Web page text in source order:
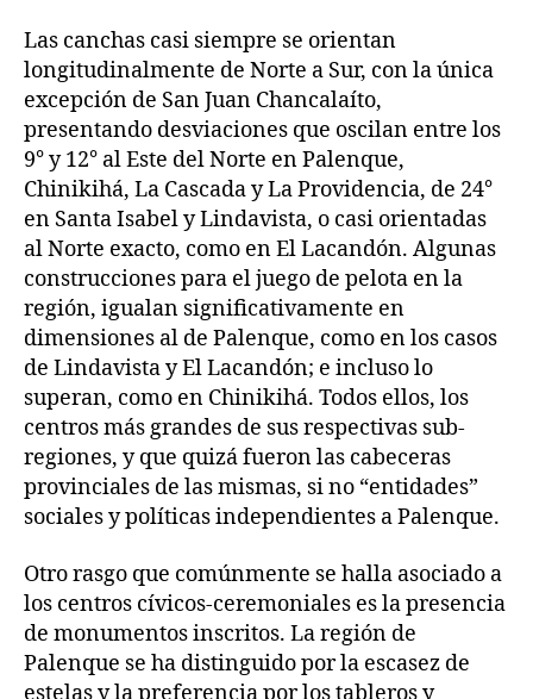
Las canchas casi siempre se orientan
longitudinalmente de Norte a Sur, con la única
excepción de San Juan Chancalaíto,
presentando desviaciones que oscilan entre los
9° y 12° al Este del Norte en Palenque,
Chinikihá, La Cascada y La Providencia, de 24°
en Santa Isabel y Lindavista, o casi orientadas
al Norte exacto, como en El Lacandón. Algunas
construcciones para el juego de pelota en la
región, igualan significativamente en
dimensiones al de Palenque, como en los casos
de Lindavista y El Lacandón; e incluso lo
superan, como en Chinikihá. Todos ellos, los
centros más grandes de sus respectivas sub-
regiones, y que quizá fueron las cabeceras
provinciales de las mismas, si no “entidades”
sociales y políticas independientes a Palenque.
Otro rasgo que comúnmente se halla asociado a
los centros cívicos-ceremoniales es la presencia
de monumentos inscritos. La región de
Palenque se ha distinguido por la escasez de
estelas y la preferencia por los tableros y